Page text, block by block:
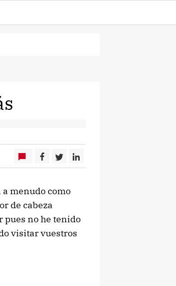
a menudo como
de cabeza
pues no he tenido
visitar vuestros